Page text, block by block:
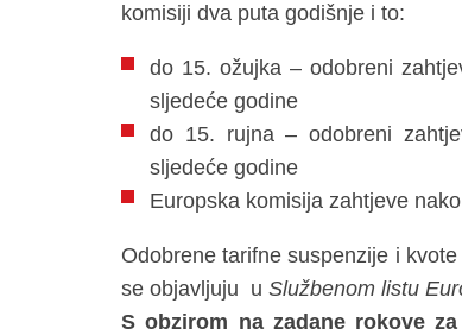
komisiji dva puta godišnje i to:
do 15. ožujka – odobreni
sljedeće godine
do 15. rujna – odobreni
sljedeće godine
Europska komisija zahtjeve
Odobrene tarifne suspenzije i
se objavljuju u Službenom listu
S obzirom na zadane rokove